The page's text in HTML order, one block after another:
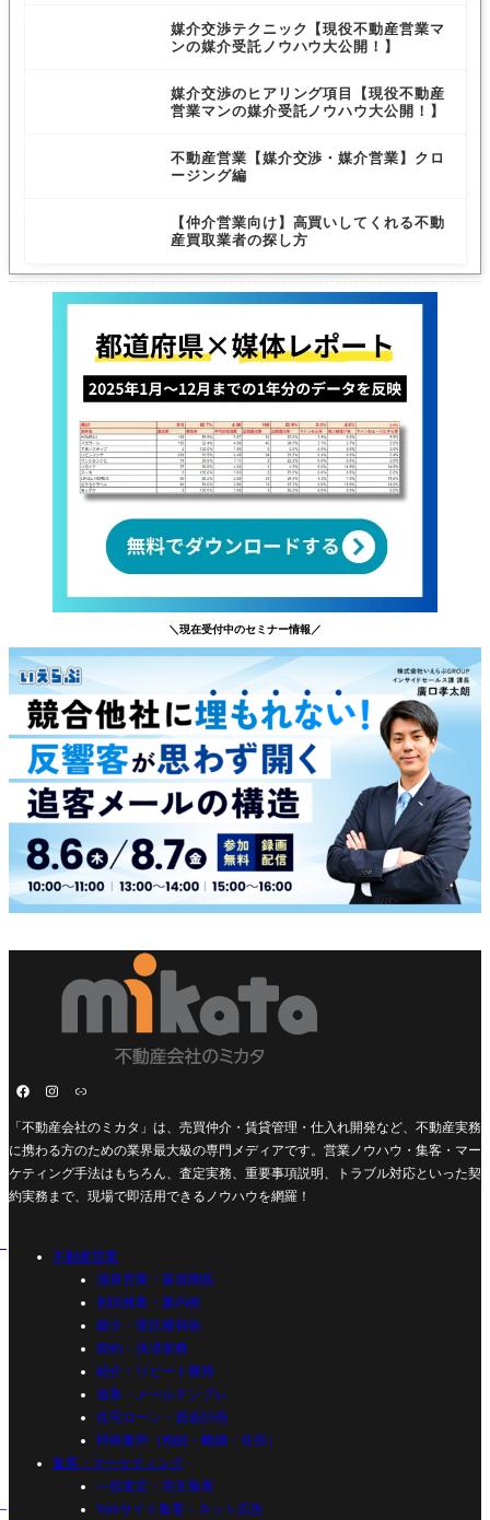
媒介交渉テクニック【現役不動産営業マ
ンの媒介受託ノウハウ大公開！】
媒介交渉のヒアリング項目【現役不動産
営業マンの媒介受託ノウハウ大公開！】
不動産営業【媒介交渉・媒介営業】クロ
ージング編
【仲介営業向け】高買いしてくれる不動
産買取業者の探し方
＼現在受付中のセミナー情報／
「不動産会社のミカタ」は、売買仲介・賃貸管理・仕入れ開発など、不動産実務
に携わる方のための業界最大級の専門メディアです。営業ノウハウ・集客・マー
ケティング手法はもちろん、査定実務、重要事項説明、トラブル対応といった契
約実務まで、現場で即活用できるノウハウを網羅！
不動産営業
源泉営業・新規開拓
初回接客・案内術
媒介・受託獲得術
契約・決済実務
紹介・リピート獲得
追客・メールテンプレ
住宅ローン・資金計画
特殊案件（相続・離婚・任売）
集客・マーケティング
一括査定・売主集客
Webサイト集客・ネット広告